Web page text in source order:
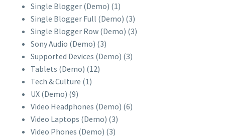
Single Blogger (Demo) (1)
Single Blogger Full (Demo) (3)
Single Blogger Row (Demo) (3)
Sony Audio (Demo) (3)
Supported Devices (Demo) (3)
Tablets (Demo) (12)
Tech & Culture (1)
UX (Demo) (9)
Video Headphones (Demo) (6)
Video Laptops (Demo) (3)
Video Phones (Demo) (3)